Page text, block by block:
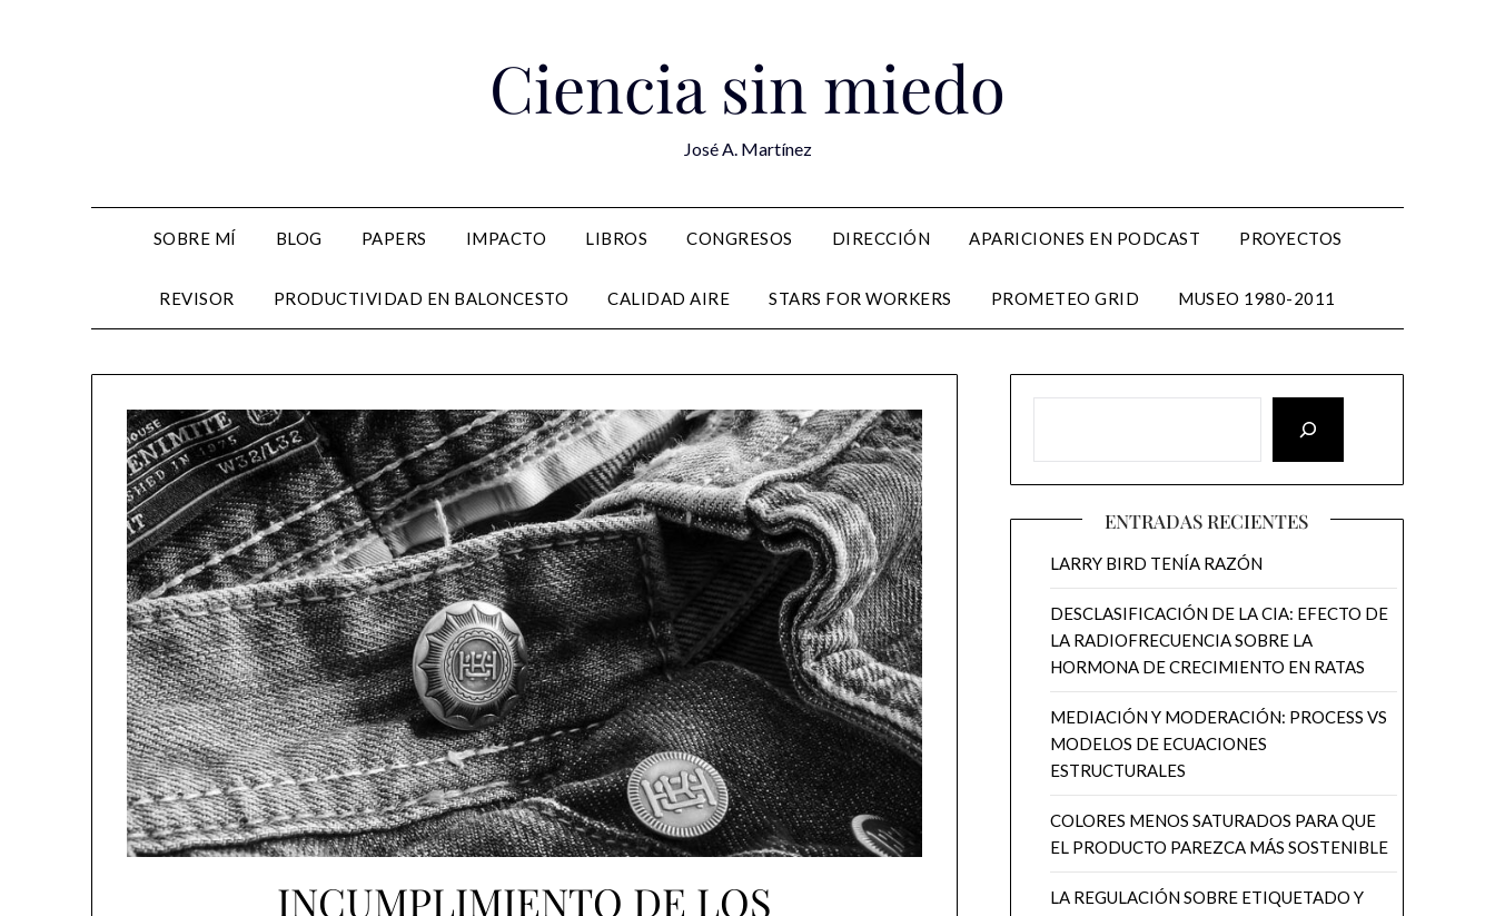
Ciencia sin miedo
José A. Martínez
SOBRE MÍ BLOG PAPERS IMPACTO LIBROS CONGRESOS DIRECCIÓN APARICIONES EN PODCAST PROYECTOS
REVISOR PRODUCTIVIDAD EN BALONCESTO CALIDAD AIRE STARS FOR WORKERS PROMETEO GRID MUSEO 1980-2011
INCUMPLIMIENTO DE LOS
ENTRADAS RECIENTES
LARRY BIRD TENÍA RAZÓN
DESCLASIFICACIÓN DE LA CIA: EFECTO DE
LA RADIOFRECUENCIA SOBRE LA
HORMONA DE CRECIMIENTO EN RATAS
MEDIACIÓN Y MODERACIÓN: PROCESS VS
MODELOS DE ECUACIONES
ESTRUCTURALES
COLORES MENOS SATURADOS PARA QUE
EL PRODUCTO PAREZCA MÁS SOSTENIBLE
LA REGULACIÓN SOBRE ETIQUETADO Y